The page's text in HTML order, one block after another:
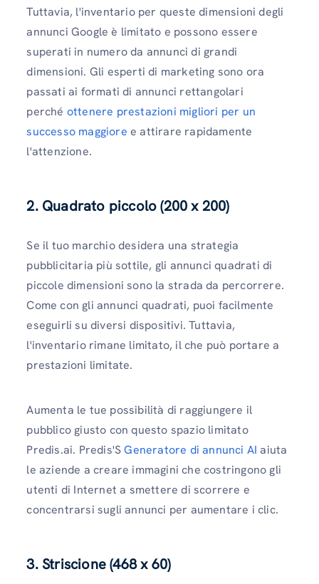
Tuttavia, l'inventario per queste dimensioni degli
annunci Google è limitato e possono essere
superati in numero da annunci di grandi
dimensioni. Gli esperti di marketing sono ora
passati ai formati di annunci rettangolari
perché ottenere prestazioni migliori per un
successo maggiore e attirare rapidamente
l'attenzione.
2. Quadrato piccolo (200 x 200)
Se il tuo marchio desidera una strategia
pubblicitaria più sottile, gli annunci quadrati di
piccole dimensioni sono la strada da percorrere.
Come con gli annunci quadrati, puoi facilmente
eseguirli su diversi dispositivi. Tuttavia,
l'inventario rimane limitato, il che può portare a
prestazioni limitate.
Aumenta le tue possibilità di raggiungere il
pubblico giusto con questo spazio limitato
Predis.ai. Predis'SGeneratore di annunci AI aiuta
le aziende a creare immagini che costringono gli
utenti di Internet a smettere di scorrere e
concentrarsi sugli annunci per aumentare i clic.
3. Striscione (468 x 60)